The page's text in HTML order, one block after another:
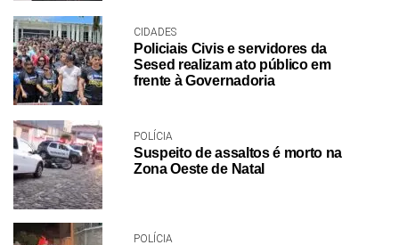
CIDADES
Policiais Civis e servidores da
Sesed realizam ato público em
frente à Governadoria
POLÍCIA
Suspeito de assaltos é morto na
Zona Oeste de Natal
POLÍCIA